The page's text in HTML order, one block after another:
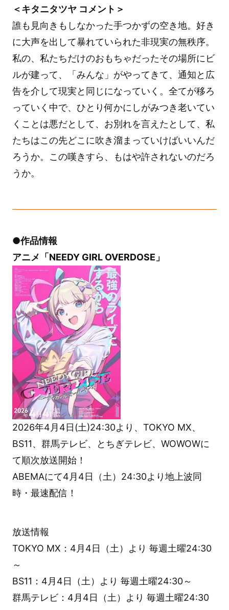
＜キタニタツヤ コメント＞
誰も見向きもしなかった手つかずの空き地。好き
に大声を出して暴れていられた非現実の無秩序。
私の、私たちだけのおもちゃだったその場所にビ
ルが建って、「みんな」がやってきて、通知と広
告を介して現実と同じになっていく。全てが移ろ
っていく中で、ひとり何かにしがみつき老いてい
くことは悪だとして、お別れを言えたとして、私
たちはこの先どこに吹き溜まっていけばいいんだ
ろうか。この嘆きすら、もはや許されないのだろ
うか。
●作品情報
アニメ「NEEDY GIRL OVERDOSE」
2026年4月4日(土)24:30より、TOKYO MX、
BS11、群馬テレビ、とちぎテレビ、WOWOWに
て順次放送開始！
ABEMAにて4月4日（土）24:30より地上波同
時・最速配信！
放送情報
TOKYO MX：4月4日（土）より 毎週土曜24:30
～
BS11：4月4日（土）より 毎週土曜24:30～
群馬テレビ：4月4日（土）より 毎週土曜24:30